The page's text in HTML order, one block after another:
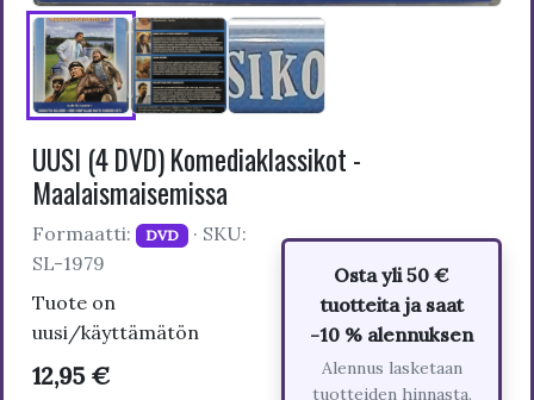
UUSI (4 DVD) Komediaklassikot -
Maalaismaisemissa
Formaatti: DVD · SKU:
SL-1979
Tuote on
uusi/käyttämätön
12,95 €
Osta yli 50 €
tuotteita ja saat
-10 % alennuksen
Alennus lasketaan
tuotteiden hinnasta.